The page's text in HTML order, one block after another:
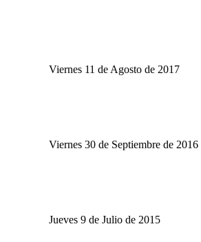
Viernes 11 de Agosto de 2017
Viernes 30 de Septiembre de 2016
Jueves 9 de Julio de 2015